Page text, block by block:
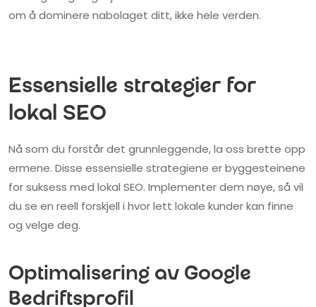
om å dominere nabolaget ditt, ikke hele verden.
Essensielle strategier for
lokal SEO
Nå som du forstår det grunnleggende, la oss brette opp
ermene. Disse essensielle strategiene er byggesteinene
for suksess med lokal SEO. Implementer dem nøye, så vil
du se en reell forskjell i hvor lett lokale kunder kan finne
og velge deg.
Optimalisering av Google
Bedriftsprofil